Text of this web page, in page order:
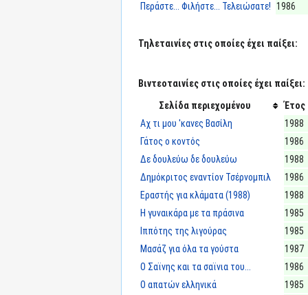
Περάστε... Φιλήστε... Τελειώσατε! 1986
Τηλεταινίες στις οποίες έχει παίξει:
Βιντεοταινίες στις οποίες έχει παίξει:
Σελίδα περιεχομένου
Έτος
Αχ τι μου 'κανες Βασίλη
1988
Γάτος ο κοντός
1986
Δε δουλεύω δε δουλεύω
1988
Δημόκριτος εναντίον Τσέρνομπιλ
1986
Εραστής για κλάματα (1988)
1988
Η γυναικάρα με τα πράσινα
1985
Ιππότης της λιγούρας
1985
Μασάζ για όλα τα γούστα
1987
Ο Σαϊνης και τα σαϊνια του...
1986
Ο απατών ελληνικά
1985